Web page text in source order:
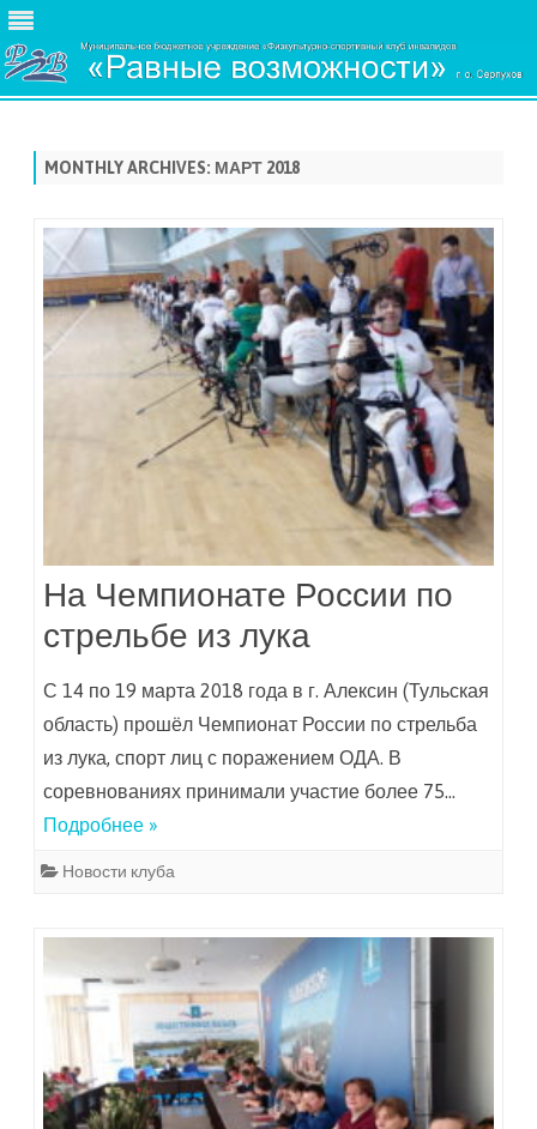
MONTHLY ARCHIVES: МАРТ 2018
На Чемпионате России по
стрельбе из лука
С 14 по 19 марта 2018 года в г. Алексин (Тульская
область) прошёл Чемпионат России по стрельба
из лука, спорт лиц с поражением ОДА. В
соревнованиях принимали участие более 75…
Подробнее »
Новости клуба